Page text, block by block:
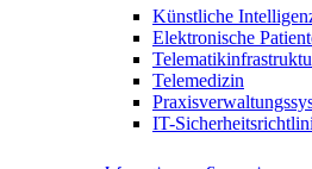
Künstliche
Elektronische
Telemedizin
IT-